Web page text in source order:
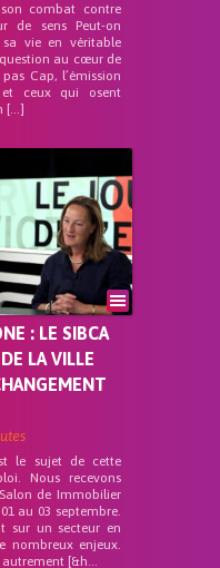
combat contre
de sens Peut-on
vie en véritable
au cœur de
Cap, l’émission
ceux qui osent
[…]
: LE SIBCA
LA VILLE
le sujet de cette
Nous recevons
de Immobilier
au 03 septembre.
sur un secteur en
nombreux enjeux.
[&h...